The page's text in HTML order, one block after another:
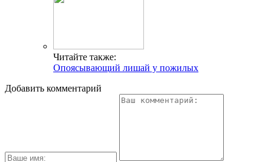
Читайте также:
Опоясывающий лишай у пожилых
Добавить комментарий